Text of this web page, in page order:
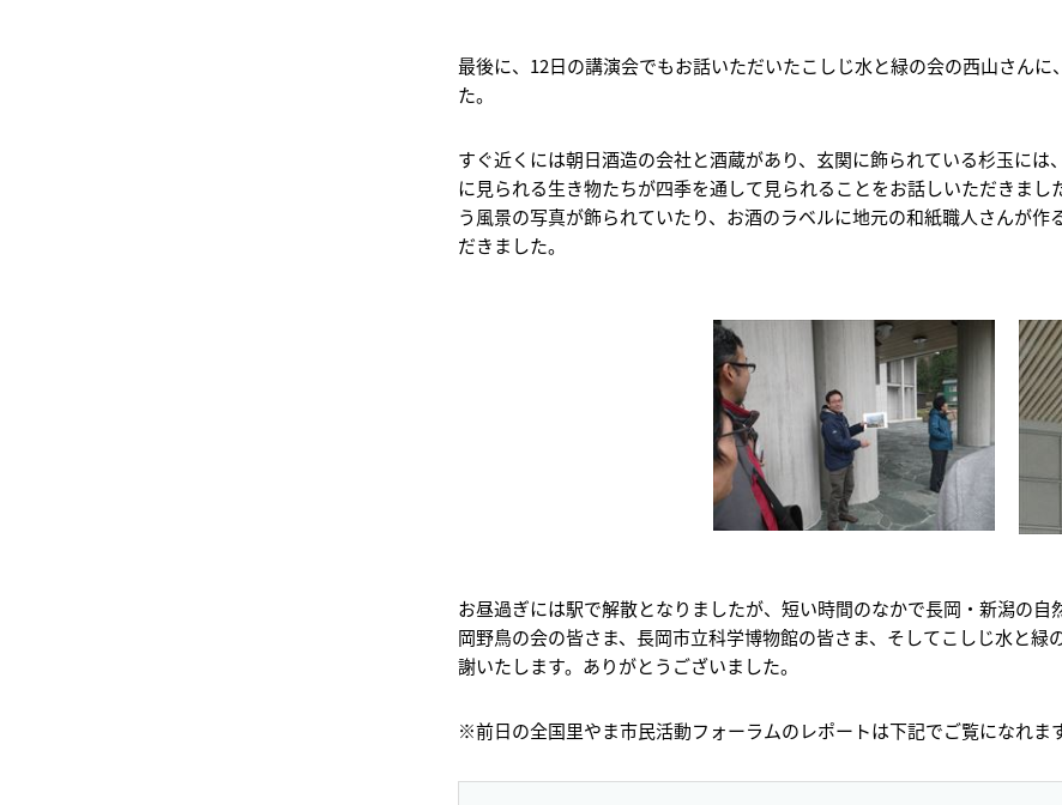
最後に、12日の講演会でもお話いただいたこしじ水と緑の会の西山さん
た。
すぐ近くには朝日酒造の会社と酒蔵があり、玄関に飾られている杉玉に
に見られる生き物たちが四季を通して見られることをお話しいただきま
う風景の写真が飾られていたり、お酒のラベルに地元の和紙職人さんが
だきました。
お昼過ぎには駅で解散となりましたが、短い時間のなかで長岡・新潟の
岡野鳥の会の皆さま、長岡市立科学博物館の皆さま、そしてこしじ水と
謝いたします。ありがとうございました。
※前日の全国里やま市民活動フォーラムのレポートは下記でご覧になれます